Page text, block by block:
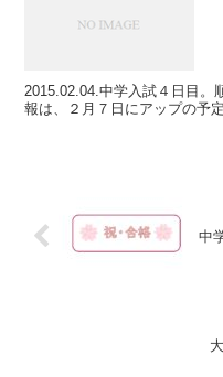
2015.02.04.中学入試４日目。
報は、２月７日にアップの予
中